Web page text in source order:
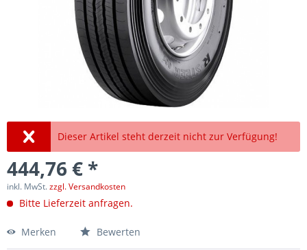
Dieser Artikel steht derzeit nicht zur Verfügung!
444,76 € *
inkl. MwSt.zzgl. Versandkosten
Bitte Lieferzeit anfragen.
Merken Bewerten